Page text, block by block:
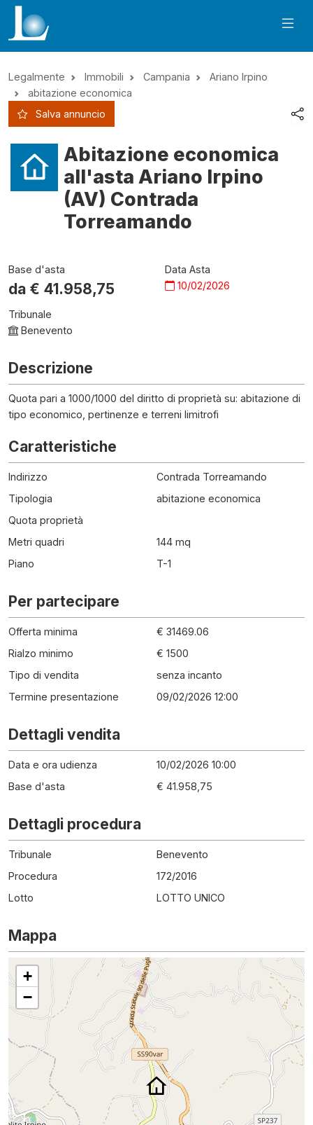
Legalmente Immobili Campania
Ariano Irpino
abitazione economica
Salva annuncio
Abitazione economica
all'asta Ariano Irpino
(AV) Contrada
Torreamando
Base d'asta
da € 41.958,75
Data Asta
10/02/2026
Tribunale
Benevento
Descrizione
Quota pari a 1000/1000 del diritto di proprietà su: abitazione di
tipo economico, pertinenze e terreni limitrofi
Caratteristiche
Indirizzo
Contrada Torreamando
Tipologia
abitazione economica
Quota proprietà
Metri quadri
144 mq
Piano
T-1
Per partecipare
Offerta minima
€ 31469.06
Rialzo minimo
€ 1500
Tipo di vendita
senza incanto
Termine presentazione
09/02/2026 12:00
Dettagli vendita
Data e ora udienza
10/02/2026 10:00
Base d'asta
€ 41.958,75
Dettagli procedura
Tribunale
Benevento
Procedura
172/2016
Lotto
LOTTO UNICO
Mappa
+
−